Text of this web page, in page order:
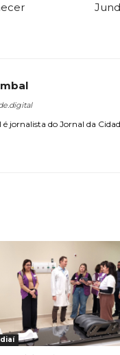
jornalista do Jornal da